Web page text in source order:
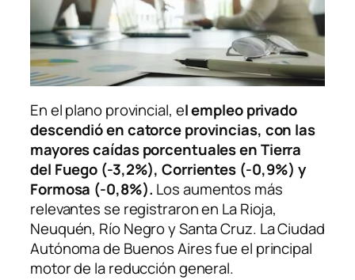
En el plano provincial, el empleo privado
descendió en catorce provincias, con las
mayores caídas porcentuales en Tierra
del Fuego (-3,2%), Corrientes (-0,9%) y
Formosa (-0,8%). Los aumentos más
relevantes se registraron en La Rioja,
Neuquén, Río Negro y Santa Cruz. La Ciudad
Autónoma de Buenos Aires fue el principal
motor de la reducción general.